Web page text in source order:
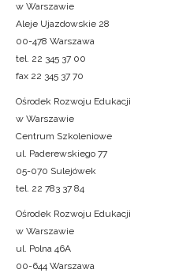
w Warszawie
Aleje Ujazdowskie 28
00-478 Warszawa
tel. 22 345 37 00
fax 22 345 37 70
Ośrodek Rozwoju Edukacji
w Warszawie
Centrum Szkoleniowe
ul. Paderewskiego 77
05-070 Sulejówek
tel. 22 783 37 84
Ośrodek Rozwoju Edukacji
w Warszawie
ul. Polna 46A
00-644 Warszawa